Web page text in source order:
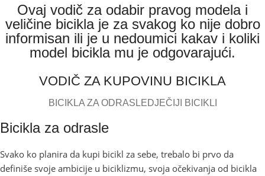
Ovaj vodič za odabir pravog modela i
veličine bicikla je za svakog ko nije dobro
informisan ili je u nedoumici kakav i koliki
model bicikla mu je odgovarajući.
VODIČ ZA KUPOVINU BICIKLA
BICIKLA ZA ODRASLEDJEČIJI BICIKLI
Bicikla za odrasle
Svako ko planira da kupi bicikl za sebe, trebalo bi prvo da
definiše svoje ambicije u biciklizmu, svoja očekivanja od bicikla